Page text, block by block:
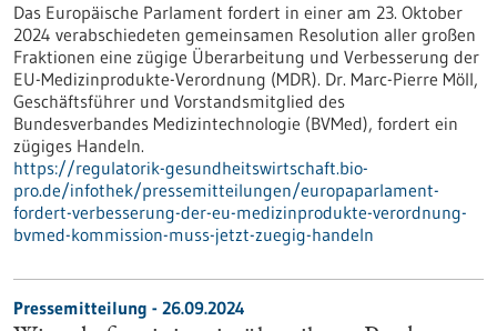
Das Europäische Parlament fordert in einer am 23. Oktober
2024 verabschiedeten gemeinsamen Resolution aller großen
Fraktionen eine zügige Überarbeitung und Verbesserung der
EU-Medizinprodukte-Verordnung (MDR). Dr. Marc-Pierre Möll,
Geschäftsführer und Vorstandsmitglied des
Bundesverbandes Medizintechnologie (BVMed), fordert ein
zügiges Handeln.
https://regulatorik-gesundheitswirtschaft.bio-
pro.de/infothek/pressemitteilungen/europaparlament-
fordert-verbesserung-der-eu-medizinprodukte-verordnung-
bvmed-kommission-muss-jetzt-zuegig-handeln
Pressemitteilung - 26.09.2024